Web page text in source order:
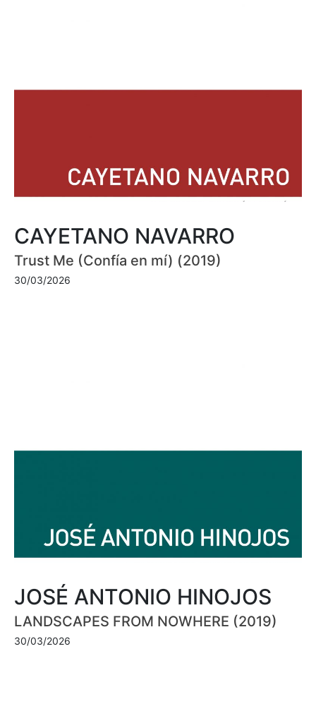
CAYETANO NAVARRO
Trust Me (Confía en mí) (2019)
30/03/2026
JOSÉ ANTONIO HINOJOS
LANDSCAPES FROM NOWHERE (2019)
30/03/2026